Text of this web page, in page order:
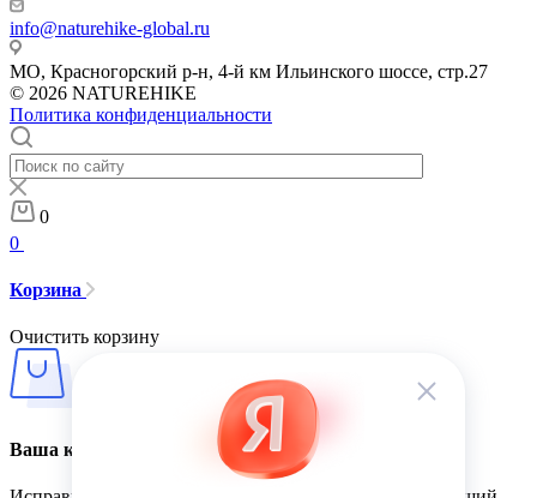
info@naturehike-global.ru
МО, Красногорский р-н, 4-й км Ильинского шоссе, стр.27
© 2026 NATUREHIKE
Политика конфиденциальности
0
0
Корзина
Очистить корзину
Ваша корзина пуста